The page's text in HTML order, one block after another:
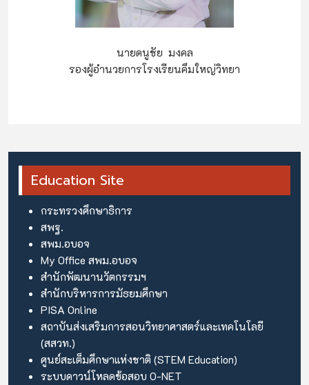
นายดนูชัย มงคล
รองผู้อำนวยการโรงเรียนคึมใหญ่วิทยา
Education Site
กระทรวงศึกษาธิการ
สพฐ.
สพม.อบอจ
My Office สพม.อบอจ
สำนักพัฒนานวัตกรรมฯ
สำนักบริหารการมัธยมศึกษา
PISA Online
สถาบันส่งเสริมการสอนวิทยาศาสตร์และเทคโนโลยี
(สสวท.)
ศูนย์สะเต็มศึกษาแห่งชาติ (STEM Education)
ระบบดาวน์โหลดข้อสอบ O-NET